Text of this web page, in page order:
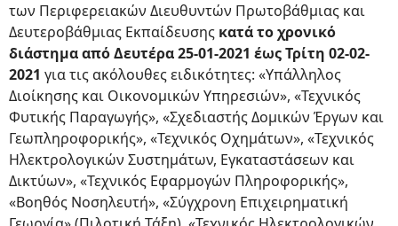
των Περιφερειακών Διευθυντών Πρωτοβάθμιας και
Δευτεροβάθμιας Εκπαίδευσης κατά το χρονικό
διάστημα από Δευτέρα 25-01-2021 έως Τρίτη 02-02-
2021 για τις ακόλουθες ειδικότητες: «Υπάλληλος
Διοίκησης και Οικονομικών Υπηρεσιών», «Τεχνικός
Φυτικής Παραγωγής», «Σχεδιαστής Δομικών Έργων και
Γεωπληροφορικής», «Τεχνικός Οχημάτων», «Τεχνικός
Ηλεκτρολογικών Συστημάτων, Εγκαταστάσεων και
Δικτύων», «Τεχνικός Εφαρμογών Πληροφορικής»,
«Βοηθός Νοσηλευτή», «Σύγχρονη Επιχειρηματική